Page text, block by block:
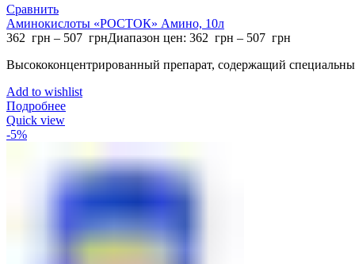
Сравнить
Аминокислоты «РОСТОК» Амино, 10л
362 грн – 507 грнДиапазон цен: 362 грн – 507 грн
Высококонцентрированный препарат, содержащий
Add to wishlist
Подробнее
Quick view
-5%